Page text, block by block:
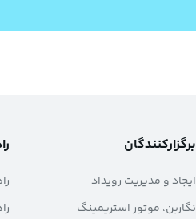
برگزارکنندگان
ایجاد و مدیریت رویداد
نگاربن، موتور استریمینگ